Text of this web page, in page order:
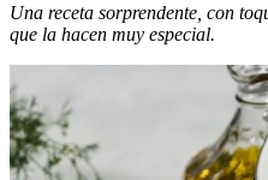
Una receta sorprendente, con
que la hacen muy especial.